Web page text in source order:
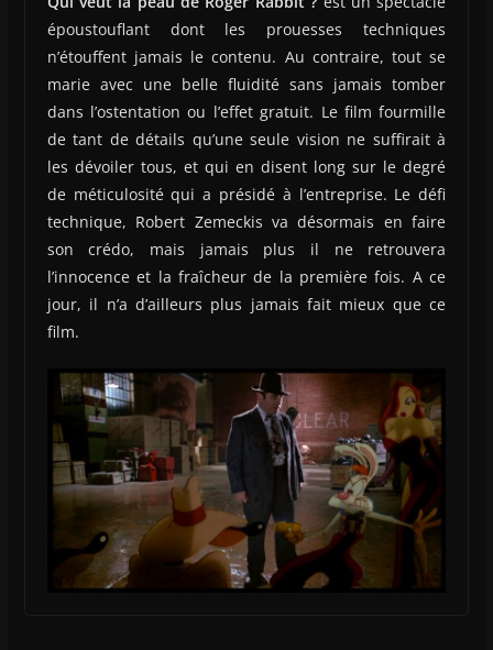
époustouflant dont les prouesses techniques
n’étouffent jamais le contenu. Au contraire, tout se
marie avec une belle fluidité sans jamais tomber
dans l’ostentation ou l’effet gratuit. Le film fourmille
de tant de détails qu’une seule vision ne suffirait à
les dévoiler tous, et qui en disent long sur le degré
de méticulosité qui a présidé à l’entreprise. Le défi
technique, Robert Zemeckis va désormais en faire
son crédo, mais jamais plus il ne retrouvera
l’innocence et la fraîcheur de la première fois. A ce
jour, il n’a d’ailleurs plus jamais fait mieux que ce
film.